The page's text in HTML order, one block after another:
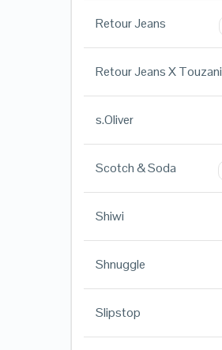
Retour Jeans
Retour Jeans X Touzani
s.Oliver
Scotch & Soda
Shiwi
Shnuggle
Slipstop